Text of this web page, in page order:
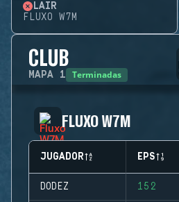
LAIR
FLUXO W7M
CLUB
MAPA 1 Terminadas
FLUXO W7M
JUGADOR EPS
DODEZ 152